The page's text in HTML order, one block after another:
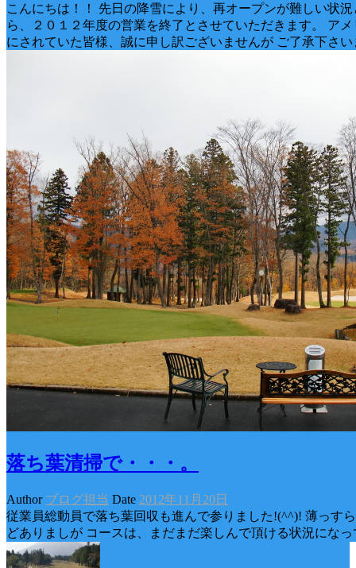
こんにちは！！ 先日の降雪により、再オープンが難しい状
ら、２０１２年度の営業を終了とさせていただきます。 ア
にされていた皆様、誠に申し訳ございませんが ご了承下さい
落ち葉清掃で・・・。
Author ブログ担当 Date 2012年11月20日
従業員総動員で落ち葉回収も進んで参りました!(^^)! 薄っす
どありましが コースは、まだまだ楽しんで頂ける状況に